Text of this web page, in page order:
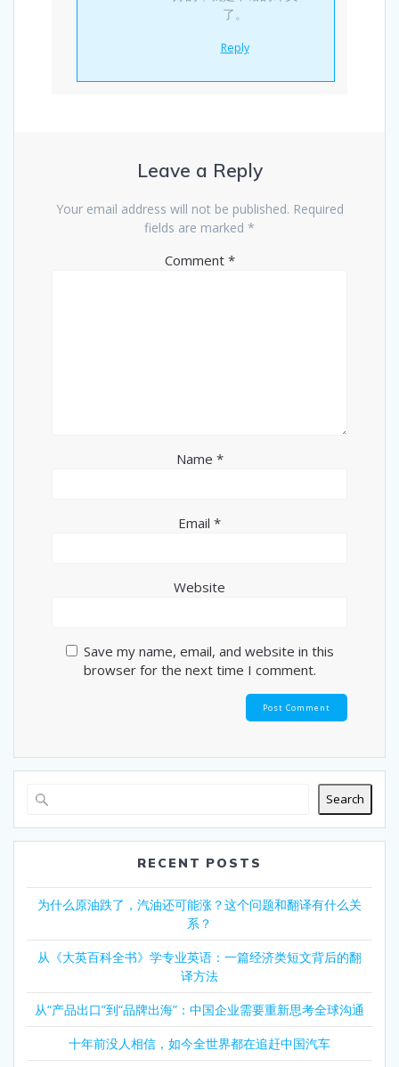
了。
Reply
Leave a Reply
Your email address will not be published. Required
fields are marked *
Comment *
Name *
Email *
Website
Save my name, email, and website in this
browser for the next time I comment.
Search
RECENT POSTS
为什么原油跌了，汽油还可能涨？这个问题和翻译有什么关
系？
从《大英百科全书》学专业英语：一篇经济类短文背后的翻
译方法
从“产品出口”到“品牌出海”：中国企业需要重新思考全球沟通
十年前没人相信，如今全世界都在追赶中国汽车